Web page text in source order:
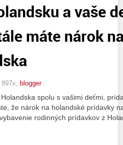
a vaše
máte nárok
blogger
spolu s vašimi deťmi,
že nárok na holandské prídavky
rodinných prídavkov z